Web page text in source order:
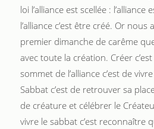
loi l’alliance est scellée :
l’alliance c’est être créé. Or nous
premier dimanche de carême
avec toute la création. Créer
sommet de l’alliance c’est de
Sabbat c’est de retrouver sa
de créature et célébrer le
vivre le sabbat c’est reconnaître